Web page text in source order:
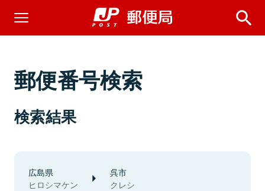
郵便番号検索
検索結果
広島県
ヒロシマケン
呉市
クレシ